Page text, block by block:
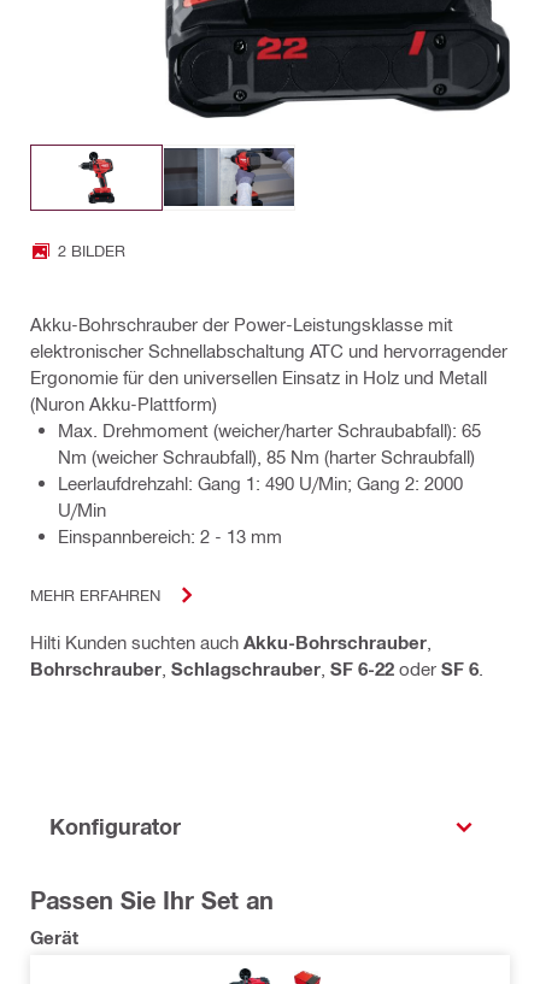
2 BILDER
Akku-Bohrschrauber der Power-Leistungsklasse mit
elektronischer Schnellabschaltung ATC und hervorragender
Ergonomie für den universellen Einsatz in Holz und Metall
(Nuron Akku-Plattform)
Max. Drehmoment (weicher/harter Schraubabfall): 65
Nm (weicher Schraubfall), 85 Nm (harter Schraubfall)
Leerlaufdrehzahl: Gang 1: 490 U/Min; Gang 2: 2000
U/Min
Einspannbereich: 2 - 13 mm
MEHR ERFAHREN
Hilti Kunden suchten auch Akku-Bohrschrauber
Bohrschrauber Schlagschrauber SF 6-22 oder SF 6
Konfigurator
Passen Sie Ihr Set an
Gerät